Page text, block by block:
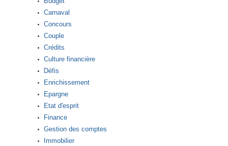
Carnaval
Concours
Couple
Crédits
Culture financière
Défis
Enrichissement
Epargne
Etat d'esprit
Finance
Gestion des comptes
Immobilier